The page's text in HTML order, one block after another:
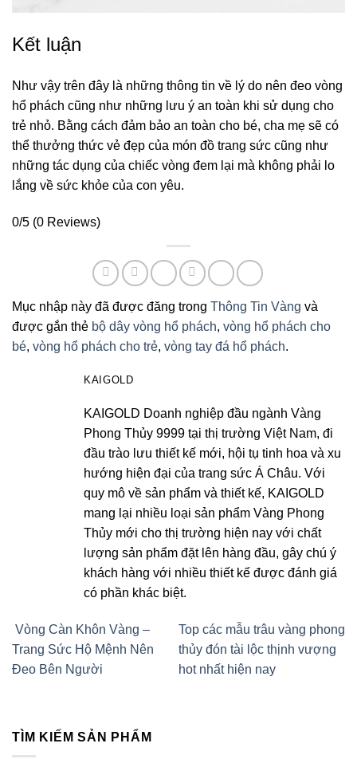
Kết luận
Như vậy trên đây là những thông tin về lý do nên đeo vòng
hổ phách cũng như những lưu ý an toàn khi sử dụng cho
trẻ nhỏ. Bằng cách đảm bảo an toàn cho bé, cha mẹ sẽ có
thể thưởng thức vẻ đẹp của món đồ trang sức cũng như
những tác dụng của chiếc vòng đem lại mà không phải lo
lắng về sức khỏe của con yêu.
0/5 (0 Reviews)
Mục nhập này đã được đăng trong Thông Tin Vàng và
được gắn thẻ bộ dây vòng hổ phách, vòng hổ phách cho
bé, vòng hổ phách cho trẻ, vòng tay đá hổ phách.
KAIGOLD
KAIGOLD Doanh nghiệp đầu ngành Vàng
Phong Thủy 9999 tại thị trường Việt Nam, đi
đầu trào lưu thiết kế mới, hội tụ tinh hoa và xu
hướng hiện đại của trang sức Á Châu. Với
quy mô về sản phẩm và thiết kế, KAIGOLD
mang lại nhiều loại sản phẩm Vàng Phong
Thủy mới cho thị trường hiện nay với chất
lượng sản phẩm đặt lên hàng đầu, gây chú ý
khách hàng với nhiều thiết kế được đánh giá
có phần khác biệt.
Vòng Càn Khôn Vàng –
Trang Sức Hộ Mệnh Nên
Đeo Bên Người
Top các mẫu trâu vàng phong
thủy đón tài lộc thịnh vượng
hot nhất hiện nay
TÌM KIẾM SẢN PHẨM